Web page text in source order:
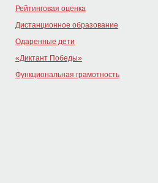
Рейтинговая оценка
Дистанционное образование
Одаренные дети
«Диктант Победы»
Функциональная грамотность